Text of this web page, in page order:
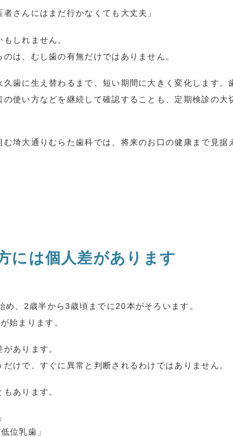
さんにはまだ行かなくても大丈夫」
しれません。
は、むし歯の有無だけではありません。
歯に生え替わるまで、短い期間に大きく変化します。
使い方などを継続して確認することも、定期検診の大
埼大通りむらた歯科では、将来のお口の健康まで見据
には個人差があります
め、 2歳半から3歳頃までに20本がそろいます。
始まります。
あります。
けで、すぐに異常と判断されるわけではありません。
あります。
位乳歯」